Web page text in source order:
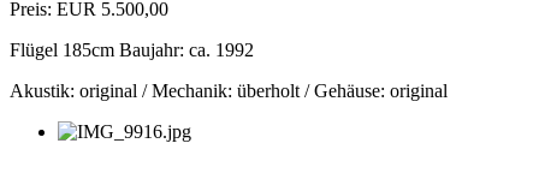
Preis: EUR 5.500,00
Flügel 185cm Baujahr: ca. 1992
Akustik: original / Mechanik: überholt / Gehäuse: original